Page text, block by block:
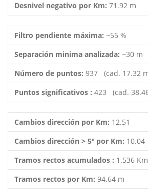
Desnivel negativo por Km: 71.92 m
Filtro pendiente máxima: ~55 %
Separación minima analizada: ~30 m
Número de puntos: 937 (cad. 17.32
Puntos significativos : 423 (cad.
Cambios dirección por Km: 12.51
Cambios dirección > 5º por Km: 10.04
Tramos rectos acumulados : 1.536 Km
Tramos rectos por Km: 94.64 m